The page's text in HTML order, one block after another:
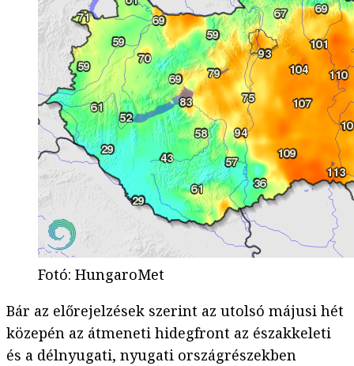
Fotó: HungaroMet
Bár az előrejelzések szerint az utolsó májusi hét
közepén az átmeneti hidegfront az északkeleti
és a délnyugati, nyugati országrészekben